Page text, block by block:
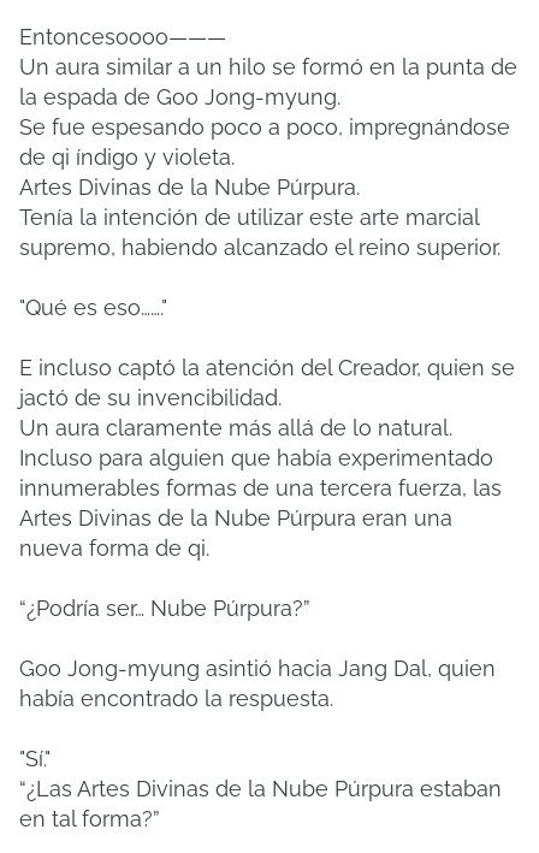
Entoncesoooo———
Un aura similar a un hilo se formó en la punta de
la espada de Goo Jong-myung.
Se fue espesando poco a poco, impregnándose
de qi índigo y violeta.
Artes Divinas de la Nube Púrpura.
Tenía la intención de utilizar este arte marcial
supremo, habiendo alcanzado el reino superior.
"Qué es eso……."
E incluso captó la atención del Creador, quien se
jactó de su invencibilidad.
Un aura claramente más allá de lo natural.
Incluso para alguien que había experimentado
innumerables formas de una tercera fuerza, las
Artes Divinas de la Nube Púrpura eran una
nueva forma de qi.
“¿Podría ser… Nube Púrpura?”
Goo Jong-myung asintió hacia Jang Dal, quien
había encontrado la respuesta.
"Sí."
“¿Las Artes Divinas de la Nube Púrpura estaban
en tal forma?”